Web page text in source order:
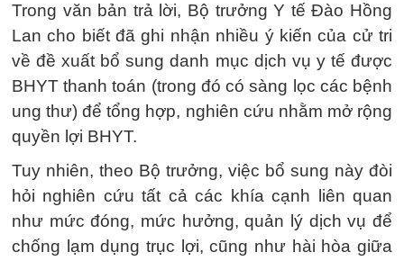
Trong văn bản trả lời, Bộ trưởng Y tế Đào Hồng
Lan cho biết đã ghi nhận nhiều ý kiến của cử tri
về đề xuất bổ sung danh mục dịch vụ y tế được
BHYT thanh toán (trong đó có sàng lọc các bệnh
ung thư) để tổng hợp, nghiên cứu nhằm mở rộng
quyền lợi BHYT.
Tuy nhiên, theo Bộ trưởng, việc bổ sung này đòi
hỏi nghiên cứu tất cả các khía cạnh liên quan
như mức đóng, mức hưởng, quản lý dịch vụ để
chống lạm dụng trục lợi, cũng như hài hòa giữa